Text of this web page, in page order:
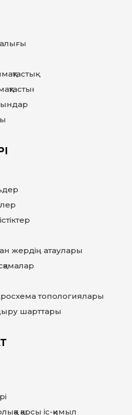
жердiң атаулары
топологиялары
шарттары
қарсы іс-қимыл